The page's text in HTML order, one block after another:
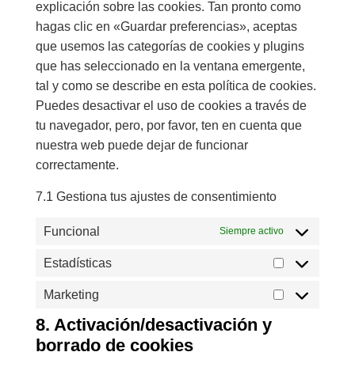
explicación sobre las cookies. Tan pronto como
hagas clic en «Guardar preferencias», aceptas
que usemos las categorías de cookies y plugins
que has seleccionado en la ventana emergente,
tal y como se describe en esta política de cookies.
Puedes desactivar el uso de cookies a través de
tu navegador, pero, por favor, ten en cuenta que
nuestra web puede dejar de funcionar
correctamente.
7.1 Gestiona tus ajustes de consentimiento
Funcional Siempre activo
Estadísticas
Marketing
8. Activación/desactivación y
borrado de cookies